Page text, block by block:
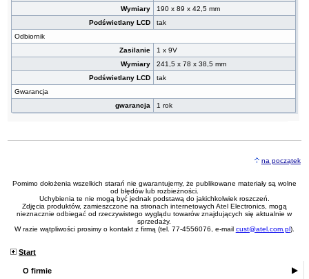
Wymiary
190 x 89 x 42,5 mm
Podświetlany LCD
tak
Odbiornik
Zasilanie
1 x 9V
Wymiary
241,5 x 78 x 38,5 mm
Podświetlany LCD
tak
Gwarancja
gwarancja
1 rok
na początek
Pomimo dołożenia wszelkich starań nie gwarantujemy, że publikowane materiały są wolne
od błędów lub rozbieżności.
Uchybienia te nie mogą być jednak podstawą do jakichkolwiek roszczeń.
Zdjęcia produktów, zamieszczone na stronach internetowych Atel Electronics, mogą
nieznacznie odbiegać od rzeczywistego wyglądu towarów znajdujących się aktualnie w
sprzedaży.
W razie wątpliwości prosimy o kontakt z firmą (tel. 77-4556076, e-mail cust@atel.com.pl).
Start
O firmie